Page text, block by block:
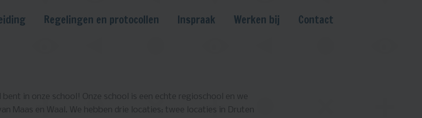
Regelingen en protocollen Inspraak Werken bij Contact
in onze school! Onze school is een echte regioschool en we
Maas en Waal. We hebben drie locaties: twee locaties in Druten